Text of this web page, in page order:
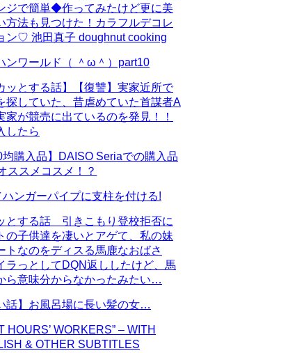
ジで簡単◆作ってみたけど更に美
方法も見つけた！カラフルデコレ
ン♡ 池田真子 doughnut cooking
ンワールド（ ＾ω＾）part10
ッとする話】【復讐】実家近所で
探していた、昔虐めていた首謀者A
家が競売に出ているのを発見！！
したら
均購入品】DAISO Seriaでの購入品
ススメコスメ！？
ハンガーパイプに支柱を付ける!
とする話 引きこもり登校拒否に
の子供達を凄いとアゲて、私の妹
トなのをディスる馬鹿なおばさ
ラっとしてDQN返ししたけど、馬
ら意味分からなかったみたい…
話】お風呂場に長い髪の女…
HOURS’ WORKERS” – WITH
& OTHER SUBTITLES